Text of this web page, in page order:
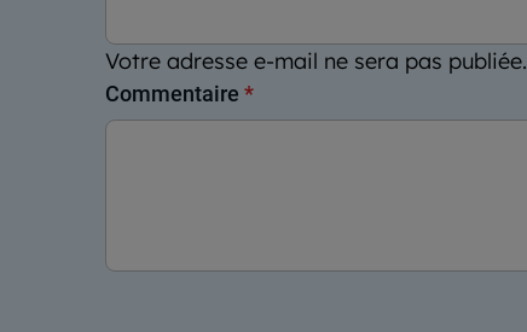
Votre adresse e-mail ne sera pas publiée.
Commentaire *